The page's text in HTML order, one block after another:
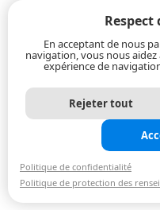
Respect
En acceptant de nous
navigation, vous nous
expérience de
Rejeter tout
Politique de confidentialité
Politique de protection des